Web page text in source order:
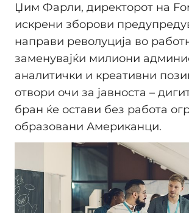
Џим Фарли, директорот на
искрени зборови
направи револуција во
заменувајќи милиони
аналитички и креативни
отвори очи за јавноста –
бран ќе остави без работа
образовани Американци.